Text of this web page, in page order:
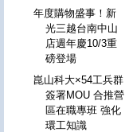
年度購物盛事！新
光三越台南中山
店週年慶10/3重
磅登場
崑山科大×54工兵群
簽署MOU 合推營
區在職專班 強化
環工知識